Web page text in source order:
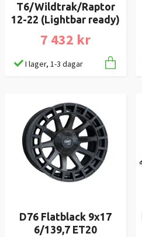
T6/Wildtrak/Raptor
12-22 (Lightbar ready)
7 432 kr
I lager, 1-3 dagar
D76 Flatblack 9x17
6/139,7 ET20